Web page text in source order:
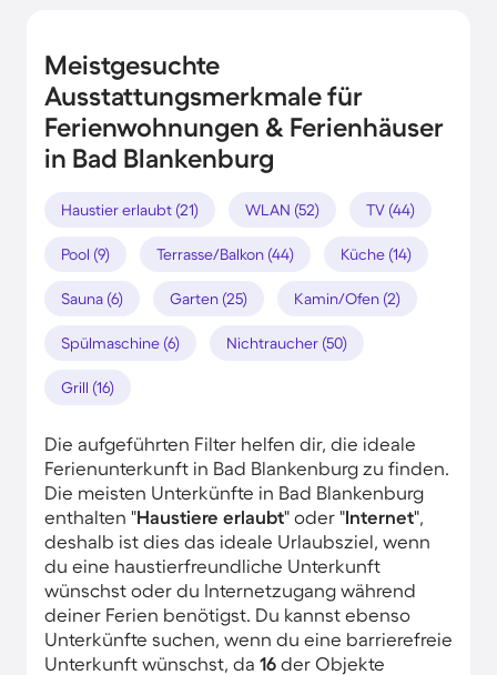
Meistgesuchte
Ausstattungsmerkmale für
Ferienwohnungen & Ferienhäuser
in Bad Blankenburg
Haustier erlaubt (21) WLAN (52) TV (44)
Pool (9) Terrasse/Balkon (44) Küche (14)
Sauna (6) Garten (25) Kamin/Ofen (2)
Spülmaschine (6) Nichtraucher (50)
Grill (16)
Die aufgeführten Filter helfen dir, die ideale
Ferienunterkunft in Bad Blankenburg zu finden.
Die meisten Unterkünfte in Bad Blankenburg
enthalten "Haustiere erlaubt" oder "Internet",
deshalb ist dies das ideale Urlaubsziel, wenn
du eine haustierfreundliche Unterkunft
wünschst oder du Internetzugang während
deiner Ferien benötigst. Du kannst ebenso
Unterkünfte suchen, wenn du eine barrierefreie
Unterkunft wünschst, da 16 der Objekte